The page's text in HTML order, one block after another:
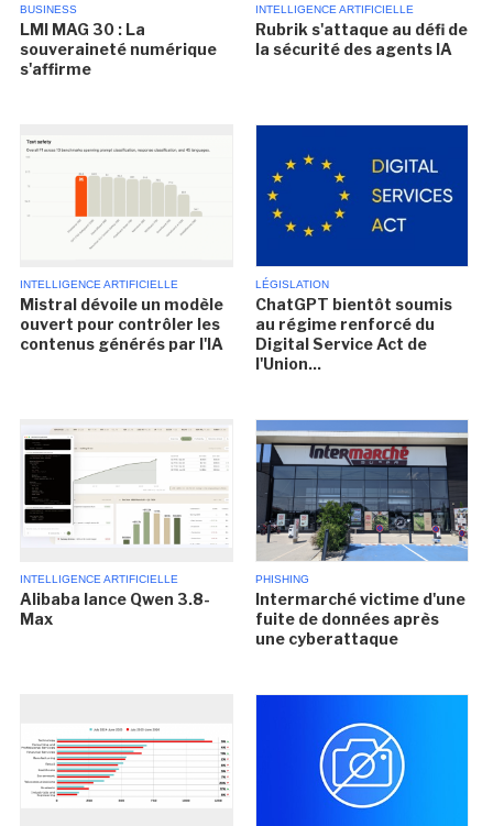
BUSINESS
LMI MAG 30 : La
souveraineté numérique
s'affirme
INTELLIGENCE ARTIFICIELLE
Rubrik s'attaque au défi de
la sécurité des agents IA
INTELLIGENCE ARTIFICIELLE
Mistral dévoile un modèle
ouvert pour contrôler les
contenus générés par l'IA
LÉGISLATION
ChatGPT bientôt soumis
au régime renforcé du
Digital Service Act de
l'Union...
INTELLIGENCE ARTIFICIELLE
Alibaba lance Qwen 3.8-
Max
PHISHING
Intermarché victime d'une
fuite de données après
une cyberattaque